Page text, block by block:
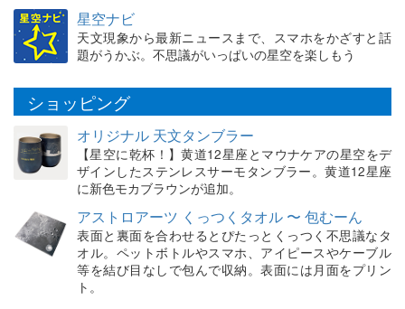
星空ナビ
天文現象から最新ニュースまで、スマホをかざすと話
題がうかぶ。不思議がいっぱいの星空を楽しもう
ショッピング
オリジナル 天文タンブラー
【星空に乾杯！】黄道12星座とマウナケアの星空をデ
ザインしたステンレスサーモタンブラー。黄道12星座
に新色モカブラウンが追加。
アストロアーツ くっつくタオル 〜 包むーん
表面と裏面を合わせるとぴたっとくっつく不思議なタ
オル。ペットボトルやスマホ、アイピースやケーブル
等を結び目なしで包んで収納。表面には月面をプリン
ト。